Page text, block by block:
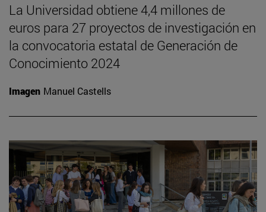
La Universidad obtiene 4,4 millones de
euros para 27 proyectos de investigación en
la convocatoria estatal de Generación de
Conocimiento 2024
Imagen Manuel Castells